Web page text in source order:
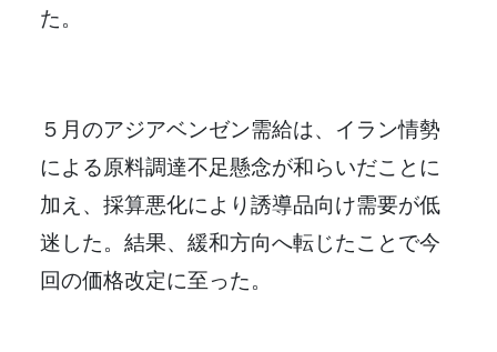
た。
５月のアジアベンゼン需給は、イラン情勢
による原料調達不足懸念が和らいだことに
加え、採算悪化により誘導品向け需要が低
迷した。結果、緩和方向へ転じたことで今
回の価格改定に至った。